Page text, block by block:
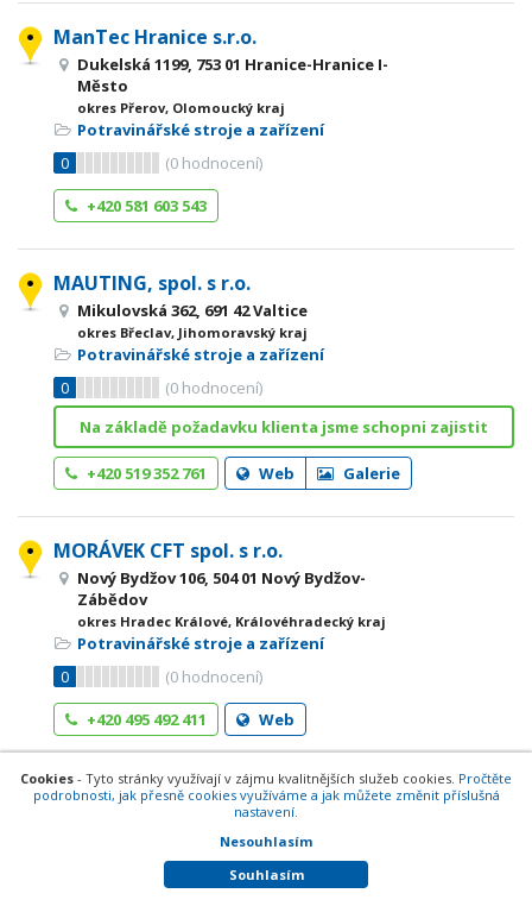
ManTec Hranice s.r.o.
Dukelská 1199, 753 01 Hranice-Hranice I-
Město
okres Přerov, Olomoucký kraj
Potravinářské stroje a zařízení
0
(0 hodnocení)
+420 581 603 543
MAUTING, spol. s r.o.
Mikulovská 362, 691 42 Valtice
okres Břeclav, Jihomoravský kraj
Potravinářské stroje a zařízení
0
(0 hodnocení)
Na základě požadavku klienta jsme schopni zajistit
+420 519 352 761 Web Galerie
MORÁVEK CFT spol. s r.o.
Nový Bydžov 106, 504 01 Nový Bydžov-
Zábědov
okres Hradec Králové, Královéhradecký kraj
Potravinářské stroje a zařízení
0
(0 hodnocení)
+420 495 492 411
Web
MORÁVEK CFT společnost s
ručením omezeným
Náhon 101, 500 09 Hradec Králové
okres Hradec Králové, Královéhradecký kraj
Potravinářské stroje a zařízení
Cookies - Tyto stránky využívají v zájmu kvalitnějších služeb cookies. Pročtěte
podrobnosti, jak přesně cookies využíváme a jak můžete změnit příslušná
nastavení.
Nesouhlasím
Souhlasím